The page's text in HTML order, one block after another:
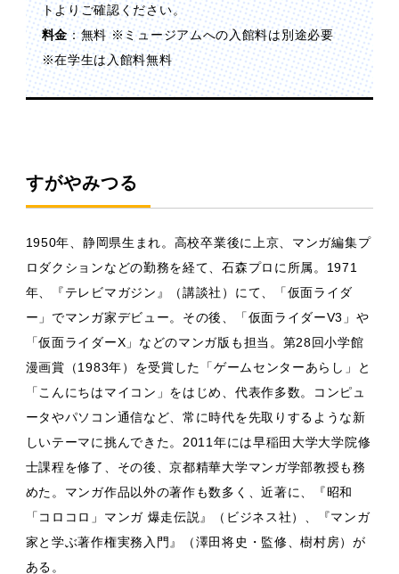
トよりご確認ください。
料金：無料 ※ミュージアムへの入館料は別途必要
※在学生は入館料無料
すがやみつる
1950年、静岡県生まれ。高校卒業後に上京、マンガ編集プ
ロダクションなどの勤務を経て、石森プロに所属。1971
年、『テレビマガジン』（講談社）にて、「仮面ライダ
ー」でマンガ家デビュー。その後、「仮面ライダーV3」や
「仮面ライダーX」などのマンガ版も担当。第28回小学館
漫画賞（1983年）を受賞した「ゲームセンターあらし」と
「こんにちはマイコン」をはじめ、代表作多数。コンピュ
ータやパソコン通信など、常に時代を先取りするような新
しいテーマに挑んできた。2011年には早稲田大学大学院修
士課程を修了、その後、京都精華大学マンガ学部教授も務
めた。マンガ作品以外の著作も数多く、近著に、『昭和
「コロコロ」マンガ 爆走伝説』（ビジネス社）、『マンガ
家と学ぶ著作権実務入門』（澤田将史・監修、樹村房）が
ある。